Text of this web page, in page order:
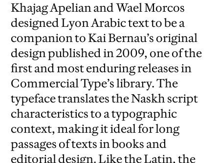
Khajag Apelian and Wael Morcos
designed Lyon Arabic text to be a
companion to Kai Bernau’s original
design published in 2009, one of the
first and most enduring releases in
Commercial Type’s library. The
typeface translates the Naskh script
characteristics to a typographic
context, making it ideal for long
passages of texts in books and
editorial design. Like the Latin, the